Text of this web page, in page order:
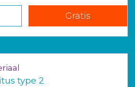
Gratis
type 2